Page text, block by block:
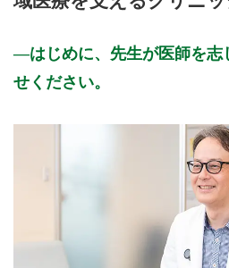
はじめに、先生が医師を
せください。